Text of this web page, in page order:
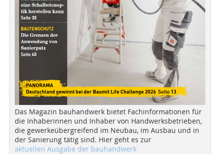
Das Magazin bauhandwerk bietet Fachinformationen für
die Inhaberinnen und Inhaber von Handwerksbetrieben,
die gewerkeübergreifend im Neubau, im Ausbau und in
der Sanierung tätig sind. Hier geht es zur
aktuellen Ausgabe der bauhandwerk